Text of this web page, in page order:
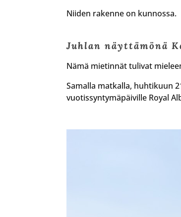
Niiden rakenne on kunnossa.
Juhlan näyttämönä
Nämä mietinnät tulivat
Samalla matkalla, huhtikuun
vuotissyntymäpäiville Royal